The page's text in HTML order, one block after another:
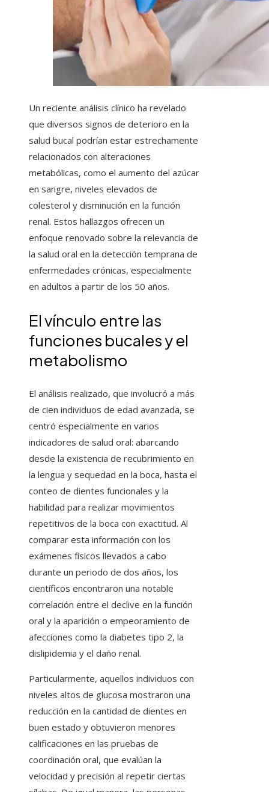
Un reciente análisis clínico ha revelado
que diversos signos de deterioro en la
salud bucal podrían estar estrechamente
relacionados con alteraciones
metabólicas, como el aumento del azúcar
en sangre, niveles elevados de
colesterol y disminución en la función
renal. Estos hallazgos ofrecen un
enfoque renovado sobre la relevancia de
la salud oral en la detección temprana de
enfermedades crónicas, especialmente
en adultos a partir de los 50 años.
El vínculo entre las
funciones bucales y el
metabolismo
El análisis realizado, que involucró a más
de cien individuos de edad avanzada, se
centró especialmente en varios
indicadores de salud oral: abarcando
desde la existencia de recubrimiento en
la lengua y sequedad en la boca, hasta el
conteo de dientes funcionales y la
habilidad para realizar movimientos
repetitivos de la boca con exactitud. Al
comparar esta información con los
exámenes físicos llevados a cabo
durante un periodo de dos años, los
científicos encontraron una notable
correlación entre el declive en la función
oral y la aparición o empeoramiento de
afecciones como la diabetes tipo 2, la
dislipidemia y el daño renal.
Particularmente, aquellos individuos con
niveles altos de glucosa mostraron una
reducción en la cantidad de dientes en
buen estado y obtuvieron menores
calificaciones en las pruebas de
coordinación oral, que evalúan la
velocidad y precisión al repetir ciertas